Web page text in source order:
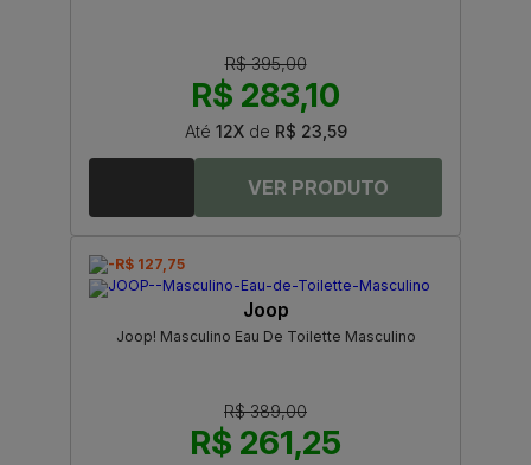
R$ 395,00
R$ 283,10
Até 12Xde R$ 23,59
-R$ 127,75
Joop
Joop! Masculino Eau De Toilette Masculino
R$ 389,00
R$ 261,25